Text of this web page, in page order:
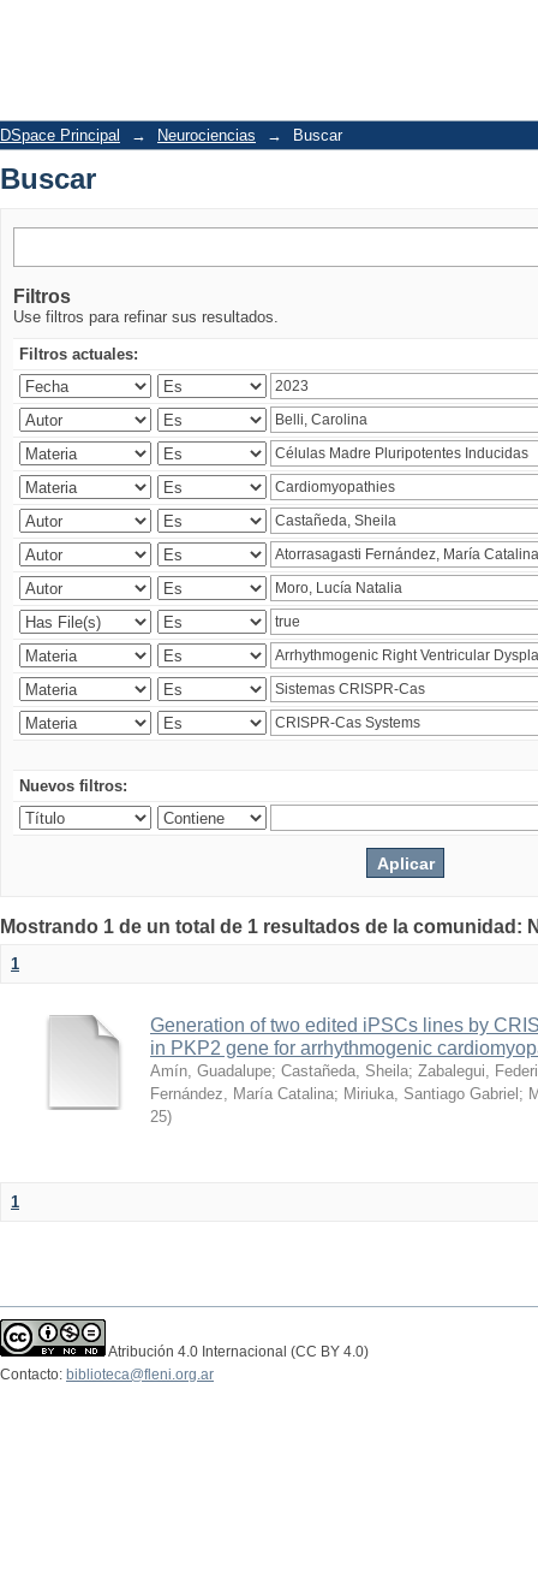
DSpace Principal → Neurociencias → Buscar
Buscar
Filtros
Use filtros para refinar sus resultados.
Filtros actuales:
Nuevos filtros:
Mostrando 1 de un total de 1 resultados de la comunidad:
1
Generation of two edited iPSCs lines by
in PKP2 gene for arrhythmogenic
Amín, Guadalupe; Castañeda, Sheila; Zabalegui,
Fernández, María Catalina; Miriuka, Santiago Gabriel ;
25)
1
Atribución 4.0 Internacional (CC BY 4.0)
Contacto: biblioteca@fleni.org.ar